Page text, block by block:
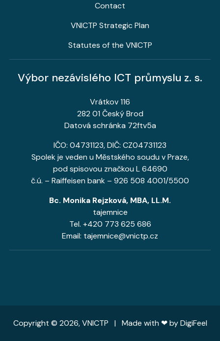
Contact
VNICTP Strategic Plan
Statutes of the VNICTP
Výbor nezávislého ICT průmyslu z. s.
Vrátkov 116
282 01 Český Brod
Datová schránka 72ftv5a
IČO: 04731123, DIČ: CZ04731123
Spolek je veden u Městského soudu v Praze,
pod spisovou značkou L 64690
č.ú. – Raiffeisen bank – 926 508 4001/5500
Bc. Monika Rejzková, MBA, LL.M.
tajemnice
Tel. +420 773 625 686
Email: tajemnice@vnictp.cz
Copyright © 2026, VNICTP | Made with ❤ byDigiFeel